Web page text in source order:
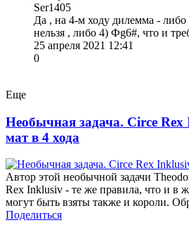
Ser1405
Да , на 4-м ходу дилемма - либо
нельзя , либо 4) Фg6#, что и
25 апреля 2021 12:41
0
Еще
Необычная задача. Circe
мат в 4 хода
Автор этой необычной задачи
Rex Inklusiv - те же правила, что и в
могут быть взяты также и короли.
Поделиться